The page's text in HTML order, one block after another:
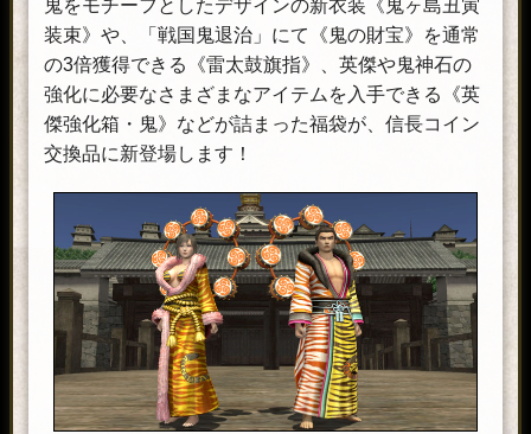
鬼をモチーフとしたデザインの新衣装《鬼ヶ島丑寅
装束》や、「戦国鬼退治」にて《鬼の財宝》を通常
の3倍獲得できる《雷太鼓旗指》、英傑や鬼神石の
強化に必要なさまざまなアイテムを入手できる《英
傑強化箱・鬼》などが詰まった福袋が、信長コイン
交換品に新登場します！